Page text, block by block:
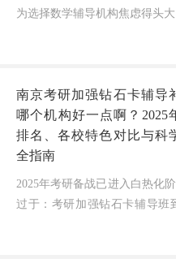
为选择数学辅导机构焦虑得头大
南京考研加强钻石卡辅导
哪个机构好一点啊？2025
排名、各校特色对比与科
全指南
2025年考研备战已进入白热化
过于：考研加强钻石卡辅导班
区？作为一名深耕南京考研辅